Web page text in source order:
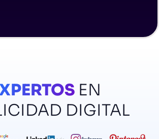
EN
DIGITAL